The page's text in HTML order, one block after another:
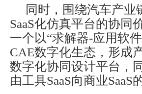
同时，围绕汽车产
SaaS化仿真平台的协同
一个以“求解器-应用软
CAE数字化生态，形成
数字化协同设计平台，
由工具SaaS向商业SaaS